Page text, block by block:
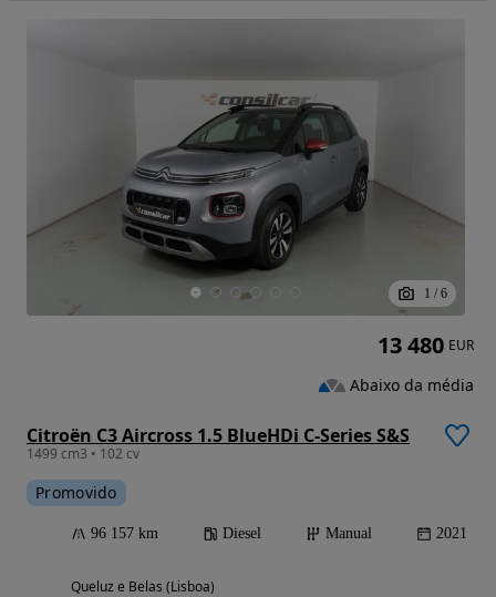
1 / 6
Citroën C3 Aircross 1.5 BlueHDi C-Series S&S
1499 cm3 • 102 cv
Promovido
96 157 km Diesel Manual 2021
Queluz e Belas (Lisboa)
13 480 EUR
Abaixo da média